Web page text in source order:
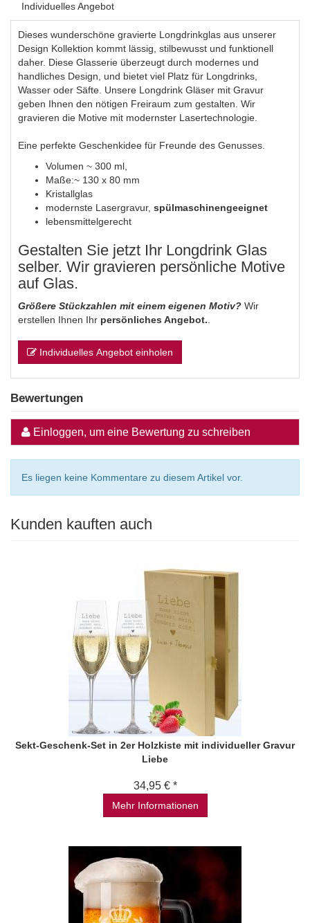
Individuelles Angebot
Dieses wunderschöne gravierte Longdrinkglas aus unserer
Design Kollektion kommt lässig, stilbewusst und funktionell
daher. Diese Glasserie überzeugt durch modernes und
handliches Design, und bietet viel Platz für Longdrinks,
Wasser oder Säfte. Unsere Longdrink Gläser mit Gravur
geben Ihnen den nötigen Freiraum zum gestalten. Wir
gravieren die Motive mit modernster Lasertechnologie.
Eine perfekte Geschenkidee für Freunde des Genusses.
Volumen ~ 300 ml,
Maße:~ 130 x 80 mm
Kristallglas
modernste Lasergravur, spülmaschinengeeignet
lebensmittelgerecht
Gestalten Sie jetzt Ihr Longdrink Glas
selber. Wir gravieren persönliche Motive
auf Glas.
Größere Stückzahlen mit einem eigenen Motiv? Wir
erstellen Ihnen Ihr persönliches Angebot.
Individuelles Angebot einholen
Bewertungen
Einloggen, um eine Bewertung zu schreiben
Es liegen keine Kommentare zu diesem Artikel vor.
Kunden kauften auch
Sekt-Geschenk-Set in 2er Holzkiste mit individueller Gravur
Liebe
34,95 € *
Mehr Informationen